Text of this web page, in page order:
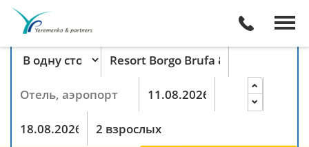
Поиск трансферов онлайн
Тип маршрута
Пункт отправления
Пункт назначения
Ночей